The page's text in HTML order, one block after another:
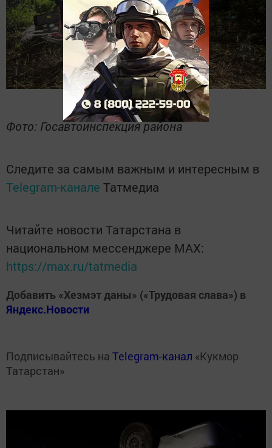
Фото: Госавтоинспекция района
Следите за самым важным и интересным в
Telegram-канале Татмедиа
Читайте новости Татарстана в
национальном мессенджере MАХ:
https://max.ru/tatmedia
Добавить «Хезмэт даны» («Трудовая слава») в
Яндекс.Новости
Подписывайтесь на Telegram-канал «Кукмор
Татарстан»